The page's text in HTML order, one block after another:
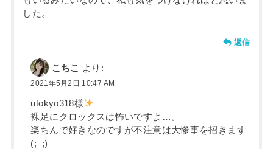
した。
返信
こちこ より:
2021年5月2日 10:47 AM
utokyo318様
裸足にクロックスは怖いですよ…。
楽ちんで好きなのですが不注意は大惨事を招きます
(;_;)